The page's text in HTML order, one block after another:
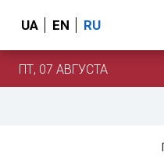
UA EN RU
ПТ, 07 АВГУСТА